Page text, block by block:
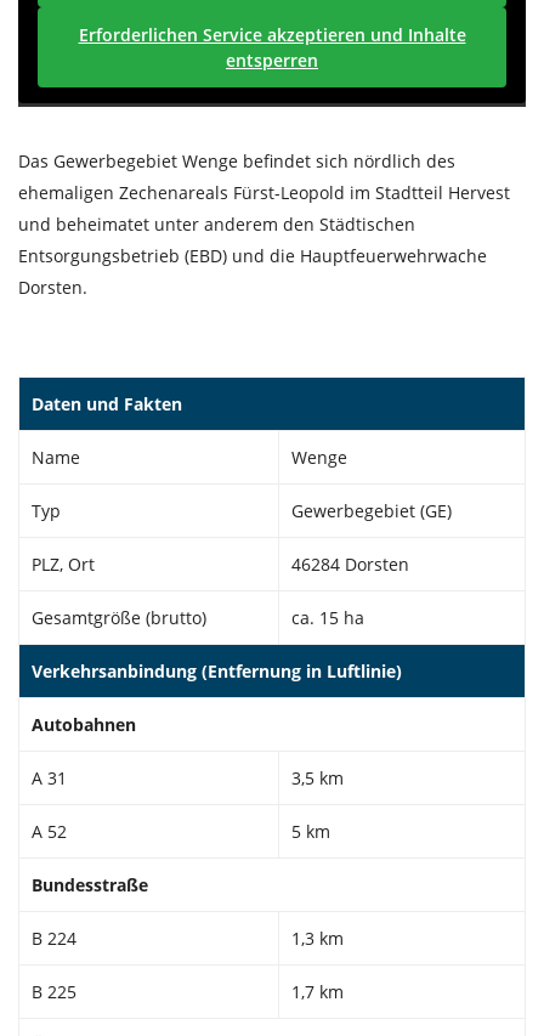
Erforderlichen Service akzeptieren und Inhalte
entsperren
Das Gewerbegebiet Wenge befindet sich nördlich des
ehemaligen Zechenareals Fürst-Leopold im Stadtteil Hervest
und beheimatet unter anderem den Städtischen
Entsorgungsbetrieb (EBD) und die Hauptfeuerwehrwache
Dorsten.
Daten und Fakten
Name Wenge
Typ Gewerbegebiet (GE)
PLZ, Ort 46284 Dorsten
Gesamtgröße (brutto) ca. 15 ha
Verkehrsanbindung (Entfernung in Luftlinie)
Autobahnen
A 31 3,5 km
A 52 5 km
Bundesstraße
B 224 1,3 km
B 225 1,7 km